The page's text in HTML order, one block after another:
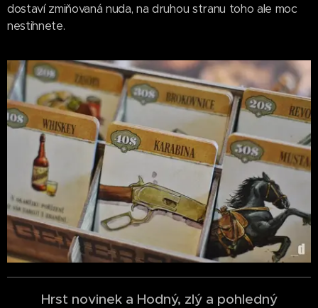
dostaví zmiňovaná nuda, na druhou stranu toho ale moc
nestihnete.
Hrst novinek a Hodný, zlý a pohledný